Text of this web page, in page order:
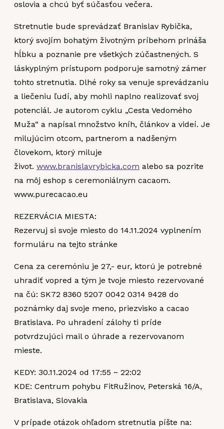
oslovia a chcú byť súčasťou večera.
Stretnutie bude sprevádzať Branislav Rybička,
ktorý svojím bohatým životným príbehom prináša
hĺbku a poznanie pre všetkých zúčastnených. S
láskyplným prístupom podporuje samotný zámer
tohto stretnutia. Dlhé roky sa venuje sprevádzaniu
a liečeniu ľudí, aby mohli naplno realizovať svoj
potenciál. Je autorom cyklu „Cesta Vedomého
Muža“ a napísal množstvo kníh, článkov a videí. Je
milujúcim otcom, partnerom a nadšeným
človekom, ktorý miluje
život. www.branislavrybicka.com alebo sa pozrite
na môj eshop s ceremoniálnym cacaom.
www.purecacao.eu
REZERVÁCIA MIESTA:
Rezervuj si svoje miesto do 14.11.2024 vyplnením
formuláru na tejto stránke
Cena za ceremóniu je 27,- eur, ktorú je potrebné
uhradiť vopred a tým je tvoje miesto rezervované
na čú: SK72 8360 5207 0042 0314 9428 do
poznámky daj svoje meno, priezvisko a cacao
Bratislava. Po uhradení zálohy ti príde
potvrdzujúci mail o úhrade a rezervovanom
mieste.
KEDY: 30.11.2024 od 17:55 ~ 22:02
KDE: Centrum pohybu FitRužinov, Peterská 16/A,
Bratislava, Slovakia
V prípade otázok ohľadom stretnutia píšte na: